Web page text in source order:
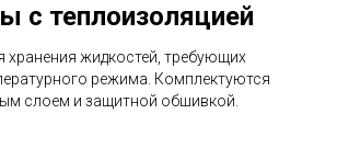
с теплоизоляцией
хранения жидкостей, требующих
режима. Комплектуются
слоем и защитной обшивкой.